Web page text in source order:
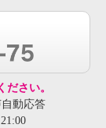
さい。
動応答